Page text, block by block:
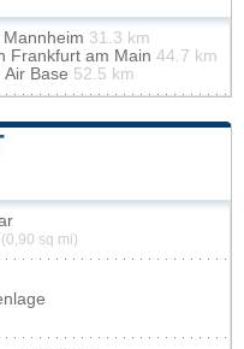
Mannheim 31.3 km
Frankfurt am Main 44.7 km
Air Base 52.5 km
(0,90 sq mi)